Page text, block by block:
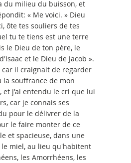
du milieu du buisson, et
« Me voici. » Dieu
ôte tes souliers de tes
tu te tiens est une terre
le Dieu de ton père, le
et le Dieu de Jacob ».
car il craignait de regarder
la souffrance de mon
et j'ai entendu le cri que lui
car je connais ses
pour le délivrer de la
le faire monter de ce
et spacieuse, dans une
miel, au lieu qu'habitent
les Amorrhéens, les